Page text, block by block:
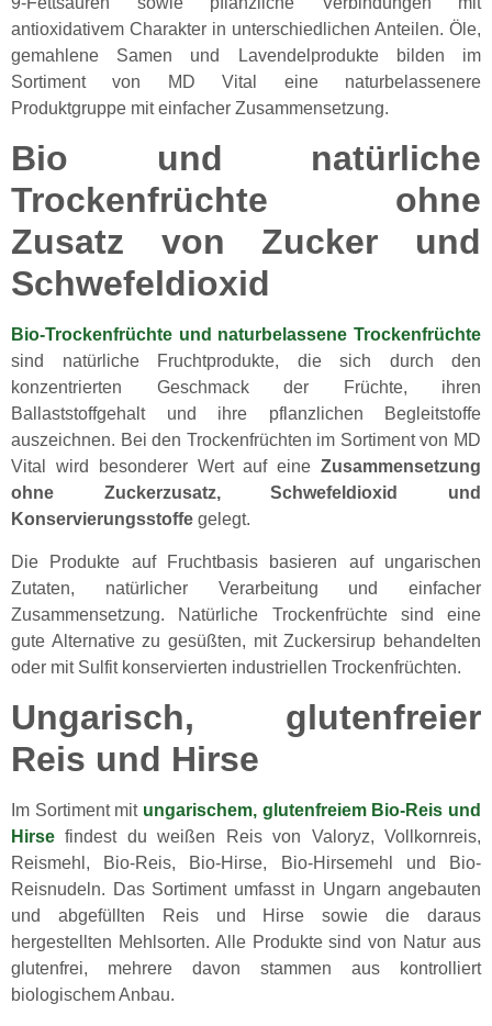
antioxidativem Charakter in unterschiedlichen Anteilen. Öle,
gemahlene Samen und Lavendelprodukte bilden im
Sortiment von MD Vital eine naturbelassenere
Produktgruppe mit einfacher Zusammensetzung.
Bio und natürliche
Trockenfrüchte ohne
Zusatz von Zucker und
Schwefeldioxid
Bio-Trockenfrüchte und naturbelassene Trockenfrüchte
sind natürliche Fruchtprodukte, die sich durch den
konzentrierten Geschmack der Früchte, ihren
Ballaststoffgehalt und ihre pflanzlichen Begleitstoffe
auszeichnen. Bei den Trockenfrüchten im Sortiment von MD
Vital wird besonderer Wert auf eine Zusammensetzung
ohne Zuckerzusatz, Schwefeldioxid und
Konservierungsstoffe gelegt.
Die Produkte auf Fruchtbasis basieren auf ungarischen
Zutaten, natürlicher Verarbeitung und einfacher
Zusammensetzung. Natürliche Trockenfrüchte sind eine
gute Alternative zu gesüßten, mit Zuckersirup behandelten
oder mit Sulfit konservierten industriellen Trockenfrüchten.
Ungarisch, glutenfreier
Reis und Hirse
Im Sortiment mit ungarischem, glutenfreiem Bio-Reis und
Hirse findest du weißen Reis von Valoryz, Vollkornreis,
Reismehl, Bio-Reis, Bio-Hirse, Bio-Hirsemehl und Bio-
Reisnudeln. Das Sortiment umfasst in Ungarn angebauten
und abgefüllten Reis und Hirse sowie die daraus
hergestellten Mehlsorten. Alle Produkte sind von Natur aus
glutenfrei, mehrere davon stammen aus kontrolliert
biologischem Anbau.